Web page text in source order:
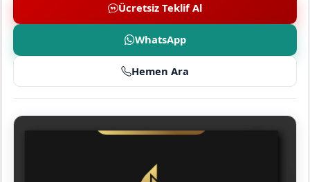
Ücretsiz Teklif Al
WhatsApp
Hemen Ara